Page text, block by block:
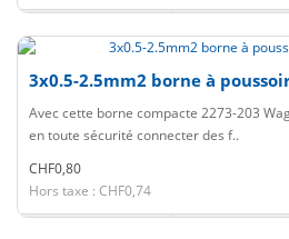
3x0.5-2.5mm2 borne à
Avec cette borne compacte 2273-203
en toute sécurité connecter des f..
CHF0,80
Hors taxe : CHF0,74